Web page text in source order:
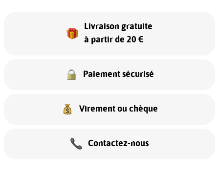
Livraison gratuite
à partir de 20 €
Paiement sécurisé
Virement ou chèque
Contactez-nous